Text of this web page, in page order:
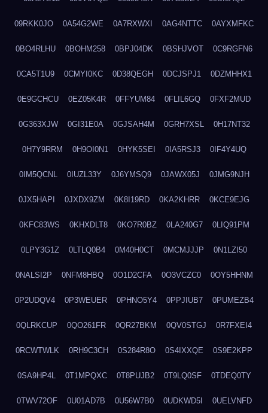
09RKK0JO 0A54G2WE 0A7RXWXI 0AG4NTTC 0AYXMFKC
0BO4RLHU 0BOHM258 0BPJ04DK 0BSHJVOT 0C9RGFN6
0CA5T1U9 0CMYI0KC 0D38QEGH 0DCJSPJ1 0DZMHHX1
0E9GCHCU 0EZ05K4R 0FFYUM84 0FLIL6GQ 0FXF2MUD
0G363XJW 0GI31E0A 0GJSAH4M 0GRH7XSL 0H17NT32
0H7Y9RRM 0H9OI0N1 0HYK5SEI 0IA5RSJ3 0IF4Y4UQ
0IM5QCNL 0IUZL33Y 0J6YMSQ9 0JAWX05J 0JMG9NJH
0JX5HAPI 0JXDX9ZM 0K8I19RD 0KA2KHRR 0KCE9EJG
0KFC83WS 0KHXDLT8 0KO7R0BZ 0LA240G7 0LIQ91PM
0LPY3G1Z 0LTLQ0B4 0M40H0CT 0MCMJJJP 0N1LZI50
0NALSI2P 0NFM8HBQ 0O1D2CFA 0O3VCZC0 0OY5HHNM
0P2UDQV4 0P3WEUER 0PHNO5Y4 0PPJIUB7 0PUMEZB4
0QLRKCUP 0QO261FR 0QR27BKM 0QV0STGJ 0R7FXEI4
0RCWTWLK 0RH9C3CH 0S284R8O 0S4IXXQE 0S9E2KPP
0SA9HP4L 0T1MPQXC 0T8PUJB2 0T9LQ0SF 0TDEQ0TY
0TWV72OF 0U01AD7B 0U56W7B0 0UDKWD5I 0UELVNFD